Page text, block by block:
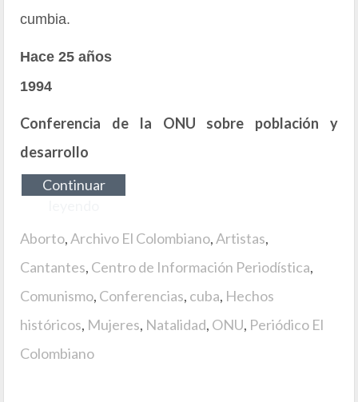
cumbia.
Hace 25 años
1994
Conferencia de la ONU sobre población y
desarrollo
Continuar
Aborto,Archivo El Colombiano,Artistas,
Cantantes, Centro de Información Periodística,
Comunismo, Conferencias, cuba, Hechos
históricos, Mujeres, Natalidad, ONU, Periódico El
Colombiano